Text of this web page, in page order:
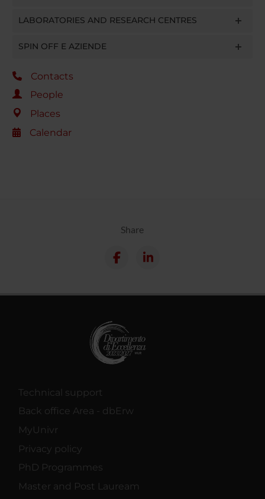
LABORATORIES AND RESEARCH CENTRES
SPIN OFF E AZIENDE
Contacts
People
Places
Calendar
Share
Technical support
Back office Area - dbErw
MyUnivr
Privacy policy
PhD Programmes
Master and Post Lauream